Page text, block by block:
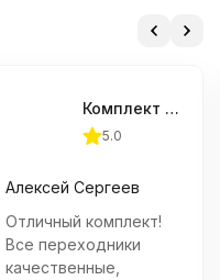
Комплект кабелей (адаптеров) LAUNCH OBD-I для сканеров X431 PRO/PAD, 12 шт
5.0
Алексей Сергеев
Отличный комплект!
Все переходники
качественные,